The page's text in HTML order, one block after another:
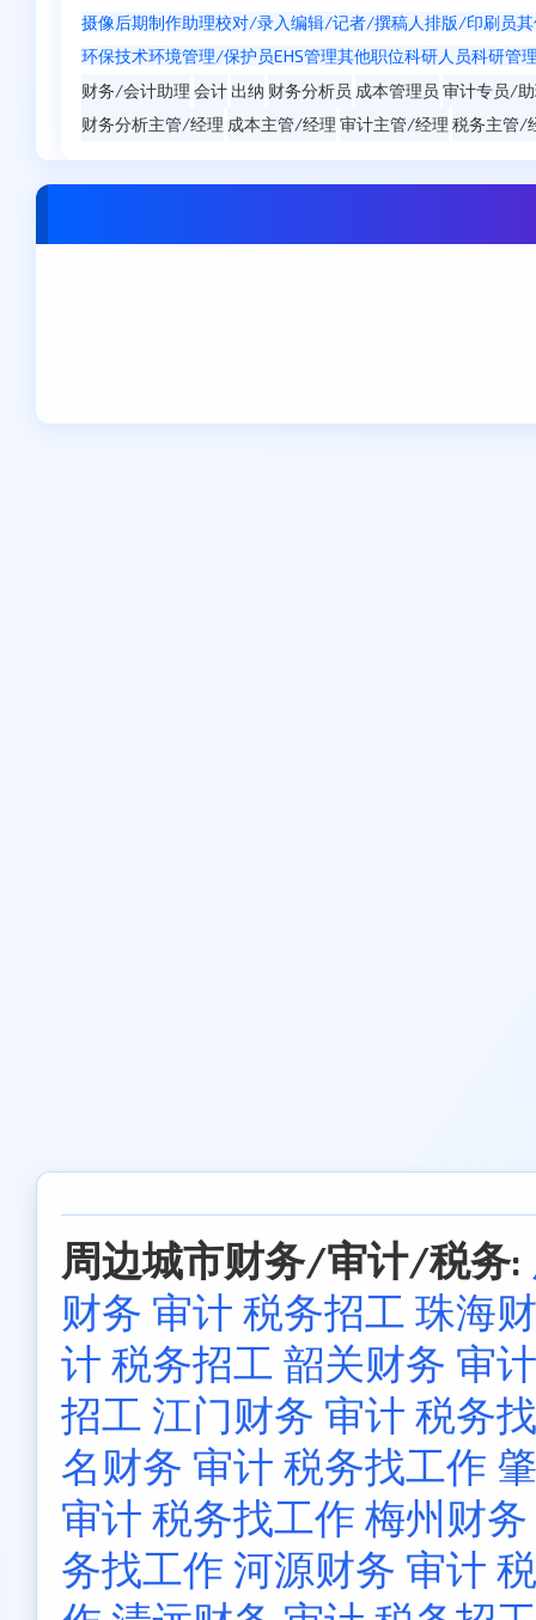
摄像后期制作助理校对/录入编辑/记者/撰稿人排版/印刷员
环保技术环境管理/保护员EHS管理其他职位科研人员科研管
财务/会计助理 会计 出纳 财务分析员 成本管理员 审计专员/
财务分析主管/经理 成本主管/经理 审计主管/经理 税务主管/
东莞
周边城市财务/审计/税务:
财务 审计 税务招工 珠海
计 税务招工 韶关财务 审
招工 江门财务 审计 税务
名财务 审计 税务找工作
审计 税务找工作 梅州财
务找工作 河源财务 审计